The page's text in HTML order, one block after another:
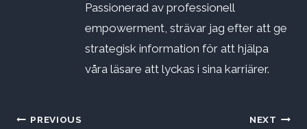
Passionerad av professionell
empowerment, strävar jag efter att ge
strategisk information för att hjälpa
våra läsare att lyckas i sina karriärer.
PREVIOUS NEXT